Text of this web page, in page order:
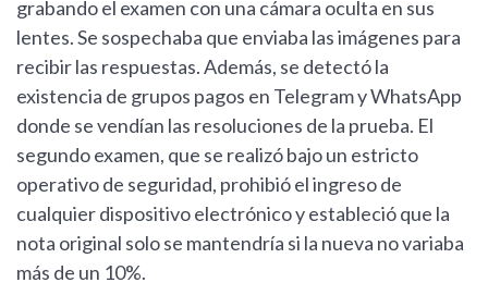
grabando el examen con una cámara oculta en sus
lentes. Se sospechaba que enviaba las imágenes para
recibir las respuestas. Además, se detectó la
existencia de grupos pagos en Telegram y WhatsApp
donde se vendían las resoluciones de la prueba. El
segundo examen, que se realizó bajo un estricto
operativo de seguridad, prohibió el ingreso de
cualquier dispositivo electrónico y estableció que la
nota original solo se mantendría si la nueva no variaba
más de un 10%.